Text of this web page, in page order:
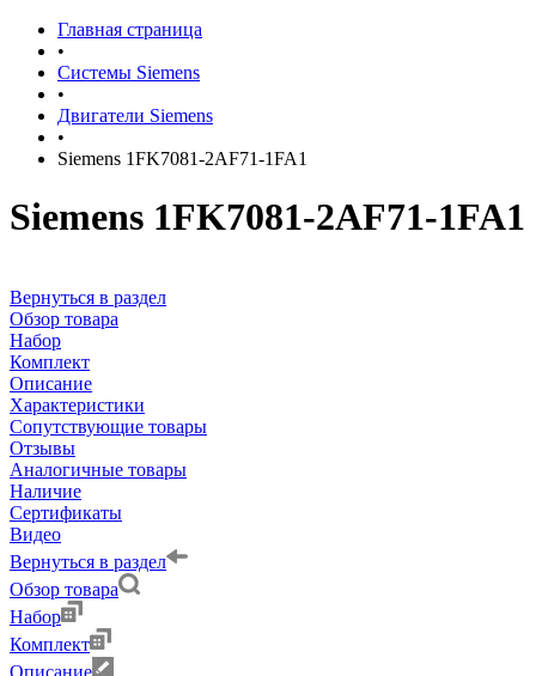
Главная страница
•
Системы Siemens
•
Двигатели Siemens
•
Siemens 1FK7081-2AF71-1FA1
Siemens 1FK7081-2AF71-1FA1
Вернуться в раздел
Обзор товара
Набор
Комплект
Описание
Характеристики
Сопутствующие товары
Отзывы
Аналогичные товары
Наличие
Сертификаты
Видео
Вернуться в раздел
Обзор товара
Набор
Комплект
Описание